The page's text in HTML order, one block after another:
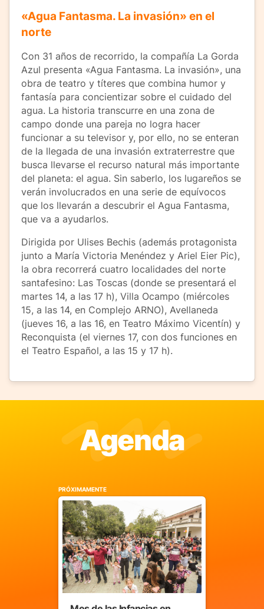
«Agua Fantasma. La invasión» en el
norte
Con 31 años de recorrido, la compañía La Gorda
Azul presenta «Agua Fantasma. La invasión», una
obra de teatro y títeres que combina humor y
fantasía para concientizar sobre el cuidado del
agua. La historia transcurre en una zona de
campo donde una pareja no logra hacer
funcionar a su televisor y, por ello, no se enteran
de la llegada de una invasión extraterrestre que
busca llevarse el recurso natural más importante
del planeta: el agua. Sin saberlo, los lugareños se
verán involucrados en una serie de equívocos
que los llevarán a descubrir el Agua Fantasma,
que va a ayudarlos.
Dirigida por Ulises Bechis (además protagonista
junto a María Victoria Menéndez y Ariel Eier Pic),
la obra recorrerá cuatro localidades del norte
santafesino: Las Toscas (donde se presentará el
martes 14, a las 17 h), Villa Ocampo (miércoles
15, a las 14, en Complejo ARNO), Avellaneda
(jueves 16, a las 16, en Teatro Máximo Vicentín) y
Reconquista (el viernes 17, con dos funciones en
el Teatro Español, a las 15 y 17 h).
Agenda
PRÓXIMAMENTE